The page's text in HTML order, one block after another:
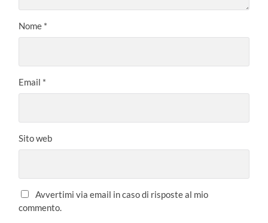
Nome *
Email *
Sito web
Avvertimi via email in caso di risposte al mio
commento.